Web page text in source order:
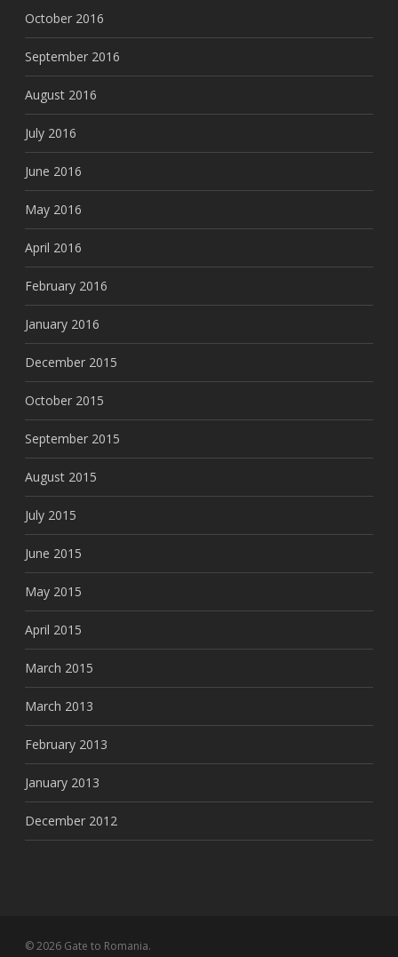
October 2016
September 2016
August 2016
July 2016
June 2016
May 2016
April 2016
February 2016
January 2016
December 2015
October 2015
September 2015
August 2015
July 2015
June 2015
May 2015
April 2015
March 2015
March 2013
February 2013
January 2013
December 2012
© 2026 Gate to Romania.